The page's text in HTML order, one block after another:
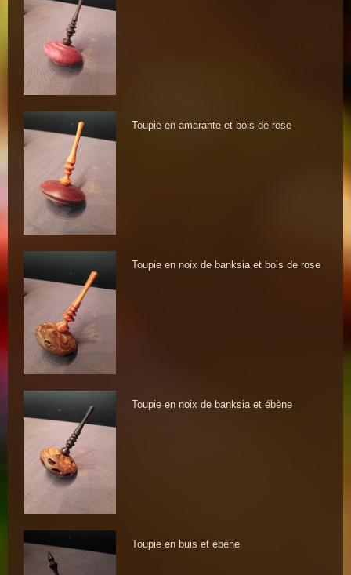
Toupie en amarante et bois de rose
Toupie en noix de banksia et bois de rose
Toupie en noix de banksia et ébène
Toupie en buis et ébène